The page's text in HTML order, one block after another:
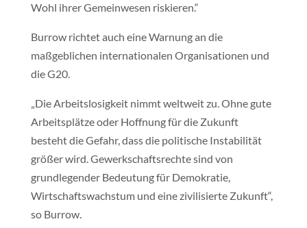
Wohl ihrer Gemeinwesen riskieren.“
Burrow richtet auch eine Warnung an die
maßgeblichen internationalen Organisationen und
die G20.
„Die Arbeitslosigkeit nimmt weltweit zu. Ohne gute
Arbeitsplätze oder Hoffnung für die Zukunft
besteht die Gefahr, dass die politische Instabilität
größer wird. Gewerkschaftsrechte sind von
grundlegender Bedeutung für Demokratie,
Wirtschaftswachstum und eine zivilisierte Zukunft“,
so Burrow.